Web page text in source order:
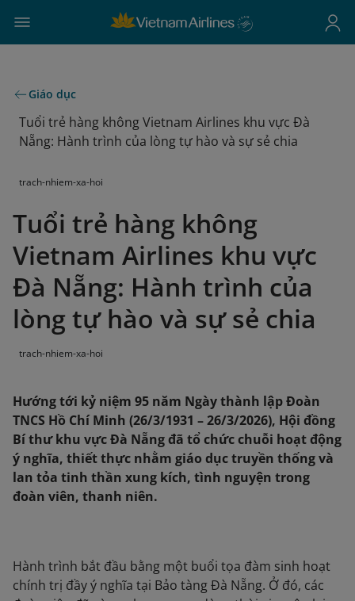
Giáo dục
Tuổi trẻ hàng không Vietnam Airlines khu vực Đà
Nẵng: Hành trình của lòng tự hào và sự sẻ chia
trach-nhiem-xa-hoi
Tuổi trẻ hàng không
Vietnam Airlines khu vực
Đà Nẵng: Hành trình của
lòng tự hào và sự sẻ chia
trach-nhiem-xa-hoi
Hướng tới kỷ niệm 95 năm Ngày thành lập Đoàn
TNCS Hồ Chí Minh (26/3/1931 – 26/3/2026), Hội đồng
Bí thư khu vực Đà Nẵng đã tổ chức chuỗi hoạt động
ý nghĩa, thiết thực nhằm giáo dục truyền thống và
lan tỏa tinh thần xung kích, tình nguyện trong
đoàn viên, thanh niên.
Hành trình bắt đầu bằng một buổi tọa đàm sinh hoạt
chính trị đầy ý nghĩa tại Bảo tàng Đà Nẵng. Ở đó, các